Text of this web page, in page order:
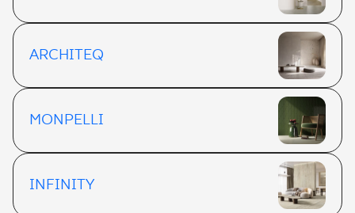
ARCHITEQ
MONPELLI
INFINITY